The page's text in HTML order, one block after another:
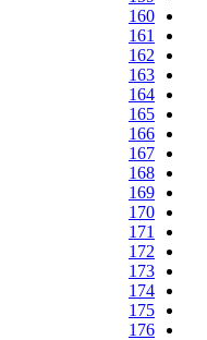
160
161
162
163
164
165
166
167
168
169
170
171
172
173
174
175
176